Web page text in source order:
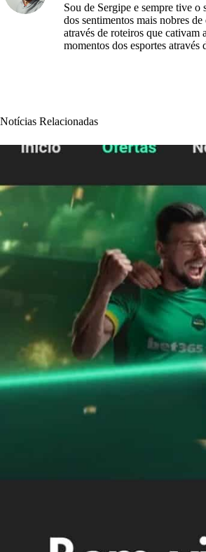
Sou de Sergipe e sempre tive o
dos sentimentos mais nobres
através de roteiros que cativam
momentos dos esportes através
Notícias Relacionadas